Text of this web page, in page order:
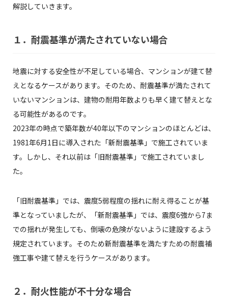
解説していきます。
１．耐震基準が満たされていない場合
地震に対する安全性が不足している場合、マンションが建て替
えとなるケースがあります。そのため、耐震基準が満たされて
いないマンションは、建物の耐用年数よりも早く建て替えとな
る可能性があるのです。
2023年の時点で築年数が40年以下のマンションのほとんどは、
1981年6月1日に導入された「新耐震基準」で施工されていま
す。しかし、それ以前は「旧耐震基準」で施工されていまし
た。
「旧耐震基準」では、震度5弱程度の揺れに耐え得ることが基
準となっていましたが、「新耐震基準」では、震度6強から7ま
での揺れが発生しても、倒壊の危険がないように建設するよう
規定されています。そのため新耐震基準を満たすための耐震補
強工事や建て替えを行うケースがあります。
２．耐火性能が不十分な場合